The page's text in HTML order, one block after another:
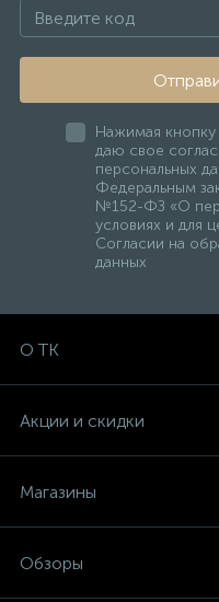
Нажимая
даю свое
персональных
Федеральным
№152-ФЗ «О
условиях и для
Согласии на
данных
О ТК
Акции и скидки
Магазины
Обзоры